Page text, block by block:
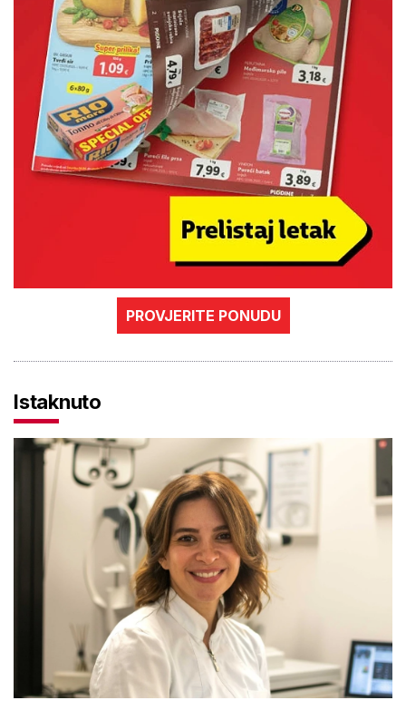
PROVJERITE PONUDU
Istaknuto